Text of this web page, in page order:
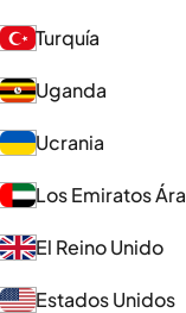
Turquía
Uganda
Ucrania
Los Emiratos
El Reino Unido
Estados Unidos